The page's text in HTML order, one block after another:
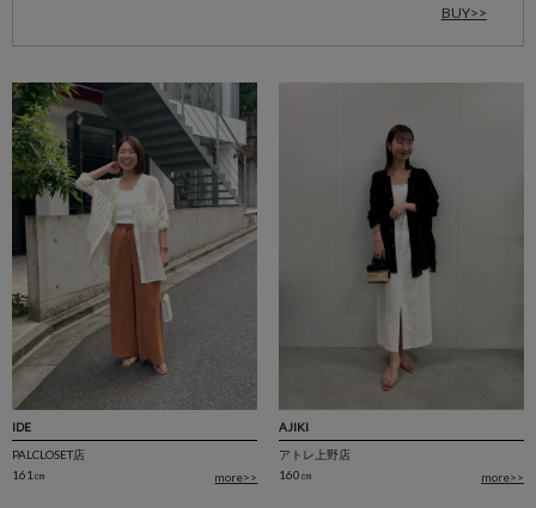
BUY>>
IDE
PALCLOSET店
161㎝
more>>
AJIKI
アトレ上野店
160㎝
more>>